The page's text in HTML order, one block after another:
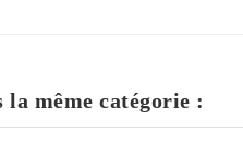
même catégorie :